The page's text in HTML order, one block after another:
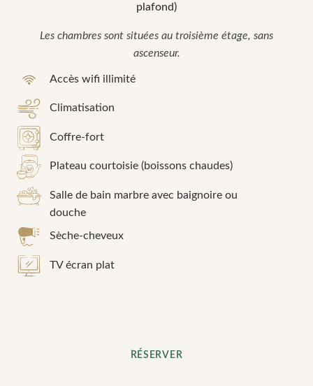
plafond)
Les chambres sont situées au troisième étage, sans
ascenseur.
Accès wifi illimité
Climatisation
Coffre-fort
Plateau courtoisie (boissons chaudes)
Salle de bain marbre avec baignoire ou
douche
Sèche-cheveux
TV écran plat
RÉSERVER